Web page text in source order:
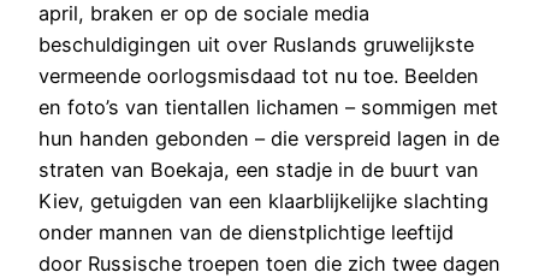
april, braken er op de sociale media
beschuldigingen uit over Ruslands gruwelijkste
vermeende oorlogsmisdaad tot nu toe. Beelden
en foto’s van tientallen lichamen – sommigen met
hun handen gebonden – die verspreid lagen in de
straten van Boekaja, een stadje in de buurt van
Kiev, getuigden van een klaarblijkelijke slachting
onder mannen van de dienstplichtige leeftijd
door Russische troepen toen die zich twee dagen